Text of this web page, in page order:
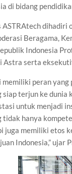
di bidang
ASTRAtech
Beragama,
Indonesia
Astra serta
memiliki peran
siap terjun ke
untuk menjadi
tidak hanya
juga memiliki etos
Indonesia,”